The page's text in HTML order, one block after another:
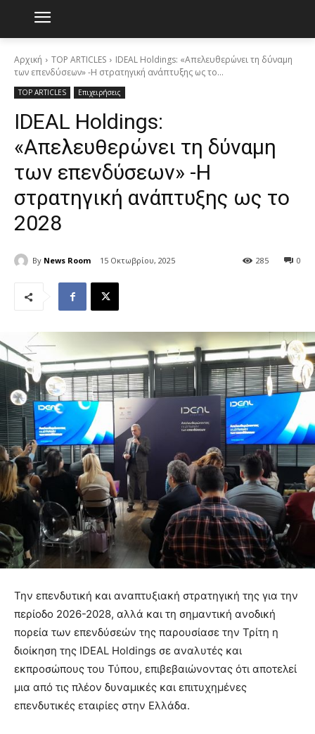
Αρχική TOP ARTICLES
IDEAL Holdings: «Απελευθερώνει τη δύναμη
των επενδύσεων» -Η στρατηγική ανάπτυξης ως το...
TOP ARTICLES Επιχειρήσεις
IDEAL Holdings:
«Απελευθερώνει τη δύναμη
των επενδύσεων» -Η
στρατηγική ανάπτυξης ως το
2028
By News Room 15 Οκτωβρίου, 2025 0
285
Την επενδυτική και αναπτυξιακή στρατηγική της για την
περίοδο 2026-2028, αλλά και τη σημαντική ανοδική
πορεία των επενδύσεών της παρουσίασε την Τρίτη η
διοίκηση της IDEAL Holdings σε αναλυτές και
εκπροσώπους του Τύπου, επιβεβαιώνοντας ότι αποτελεί
μια από τις πλέον δυναμικές και επιτυχημένες
επενδυτικές εταιρίες στην Ελλάδα.